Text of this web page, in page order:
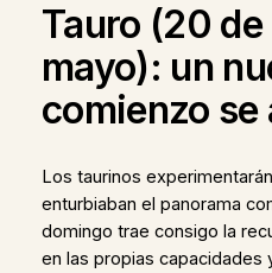
Tauro (20
mayo): un
comienzo se
Los taurinos
enturbiaban el panorama
domingo trae consigo la
en las propias capacidades